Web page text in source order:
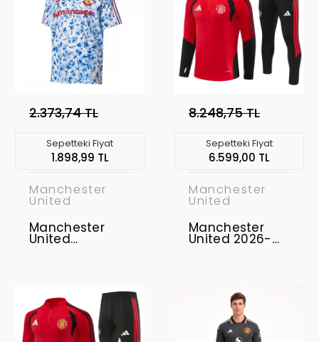
2.373,74 TL
Sepetteki Fiyat
1.898,99 TL
Manchester
United
Manchester
United
8.248,75 TL
Sepetteki Fiyat
6.599,00 TL
Manchester
United
Manchester
United 2026-